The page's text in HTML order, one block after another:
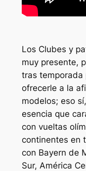
Los Clubes y
muy presente,
tras temporada
ofrecerle a la
modelos; eso
esencia que
con vueltas
continentes en
con Bayern de
Sur, América